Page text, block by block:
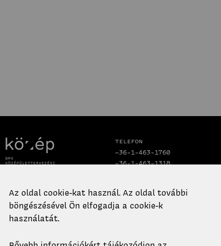
Telefon
+36-1-463-1760
+36-1-463-1318
titkarsag.ko@epk.bme.hu
1111 Budapest,
Műegyetem rkp. 3.,
Az oldal cookie-kat használ. Az oldal további
böngészésével Ön elfogadja a cookie-k
használatát.